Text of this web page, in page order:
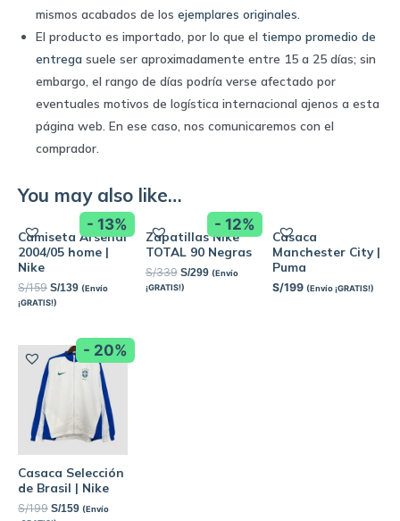
mismos acabados de los ejemplares originales
El producto es importado, por lo que el tiempo promedio de
entrega suele ser aproximadamente entre 15 a 25 días; sin
embargo, el rango de días podría verse afectado por
eventuales motivos de logística internacional ajenos a esta
página web. En ese caso, nos comunicaremos con el
comprador.
You may also like…
- 13%
Camiseta Arsenal
2004/05 home |
Nike
S/159 S/139 (Envío
¡GRATIS!)
- 12%
Zapatillas Nike
TOTAL 90 Negras
S/339 S/299 (Envío
¡GRATIS!)
Casaca
Manchester City |
Puma
S/199 (Envío ¡GRATIS!)
- 20%
Casaca Selección
de Brasil | Nike
S/199 S/159 (Envío